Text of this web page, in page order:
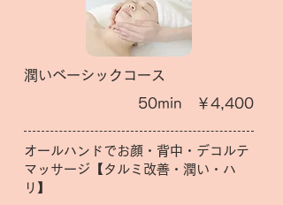
潤いベーシックコース
50min ￥4,400
オールハンドでお顔・背中・デコルテ
マッサージ【タルミ改善・潤い・ハ
リ】